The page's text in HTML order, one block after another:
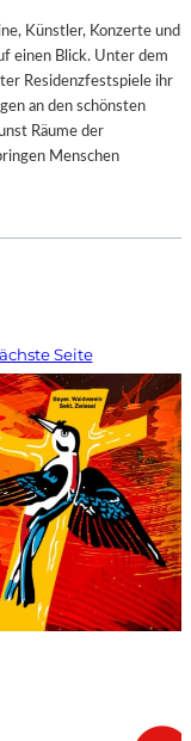
Künstler, Konzerte und
einen Blick. Unter dem
Residenzfestspiele ihr
an den schönsten
Räume der
Menschen
Seite